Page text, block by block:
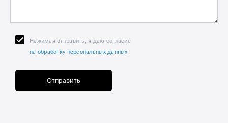
Нажимая отправить, я даю согласие
на обработку персональных данных
Отправить